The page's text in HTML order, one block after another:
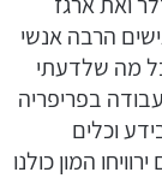
הרבה אנשי
מה שלדעתי
בפריפריה
וכלים
המון כולנו